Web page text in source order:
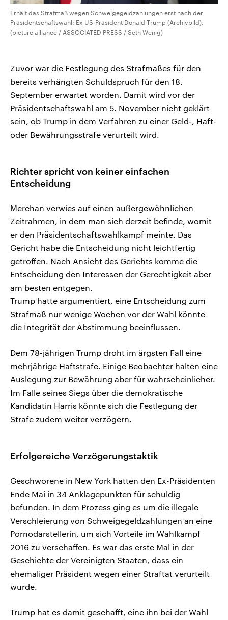
Erhält das Strafmaß wegen Schweigegeldzahlungen erst nach der
Präsidentschaftswahl: Ex-US-Präsident Donald Trump (Archivbild).
(picture alliance / ASSOCIATED PRESS / Seth Wenig)
Zuvor war die Festlegung des Strafmaßes für den
bereits verhängten Schuldspruch für den 18.
September erwartet worden. Damit wird vor der
Präsidentschaftswahl am 5. November nicht geklärt
sein, ob Trump in dem Verfahren zu einer Geld-, Haft-
oder Bewährungsstrafe verurteilt wird.
Richter spricht von keiner einfachen
Entscheidung
Merchan verwies auf einen außergewöhnlichen
Zeitrahmen, in dem man sich derzeit befinde, womit
er den Präsidentschaftswahlkampf meinte. Das
Gericht habe die Entscheidung nicht leichtfertig
getroffen. Nach Ansicht des Gerichts komme die
Entscheidung den Interessen der Gerechtigkeit aber
am besten entgegen.
Trump hatte argumentiert, eine Entscheidung zum
Strafmaß nur wenige Wochen vor der Wahl könnte
die Integrität der Abstimmung beeinflussen.
Dem 78-jährigen Trump droht im ärgsten Fall eine
mehrjährige Haftstrafe. Einige Beobachter halten eine
Auslegung zur Bewährung aber für wahrscheinlicher.
Im Falle seines Siegs über die demokratische
Kandidatin Harris könnte sich die Festlegung der
Strafe zudem weiter verzögern.
Erfolgereiche Verzögerungstaktik
Geschworene in New York hatten den Ex-Präsidenten
Ende Mai in 34 Anklagepunkten für schuldig
befunden. In dem Prozess ging es um die illegale
Verschleierung von Schweigegeldzahlungen an eine
Pornodarstellerin, um sich Vorteile im Wahlkampf
2016 zu verschaffen. Es war das erste Mal in der
Geschichte der Vereinigten Staaten, dass ein
ehemaliger Präsident wegen einer Straftat verurteilt
wurde.
Trump hat es damit geschafft, eine ihn bei der Wahl